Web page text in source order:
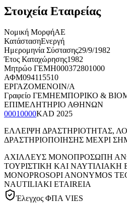
Στοιχεία Εταιρείας
Νομική ΜορφήΑΕ
ΚατάστασηΕνεργή
Ημερομηνία Σύστασης29/9/1982
Έτος Καταχώρησης1982
Μητρώο ΓΕΜΗ000372801000
ΑΦΜ094115510
ΕΡΓΑΖΟΜΕΝΟΙN/A
Γραφείο ΓΕΜΗΕΜΠΟΡΙΚΟ &
ΕΠΙΜΕΛΗΤΗΡΙΟ ΑΘΗΝΩΝ
00010000KAD 2025
ΕΛΛΕΙΨΗ ΔΡΑΣΤΗΡΙΟΤΗΤΑΣ,
ΔΡΑΣΤΗΡΙΟΠΟΙΗΣΗΣ ΜΕΧΡΙ
ΑΧΙΛΛΕΥΣ ΜΟΝΟΠΡΟΣΩΠΗ
ΤΟΥΡΙΣΤΙΚΗ ΚΑΙ ΝΑΥΤΙΛΙΑΚΗ
MONOPROSOPI ANONYMOS
NAUTILIAKI ETAIREIA
Έλεγχος ΦΠΑ VIES